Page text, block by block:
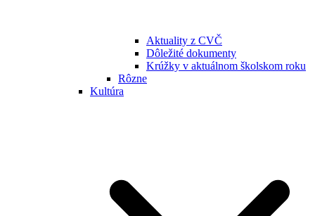
Aktuality z CVČ
Dôležité dokumenty
Krúžky v aktuálnom školskom roku
Rôzne
Kultúra